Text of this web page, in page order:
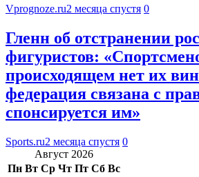
Vprognoze.ru2 месяца спустя 0
Гленн об отстранении
фигуристов:
происходящем нет их
федерация связана с
спонсируется им»
Sports.ru2 месяца спустя 0
Август 2026
Пн Вт Ср Чт Пт Сб Вс